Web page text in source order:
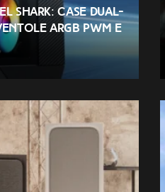
Shark: case dual-
ARGB PWM e